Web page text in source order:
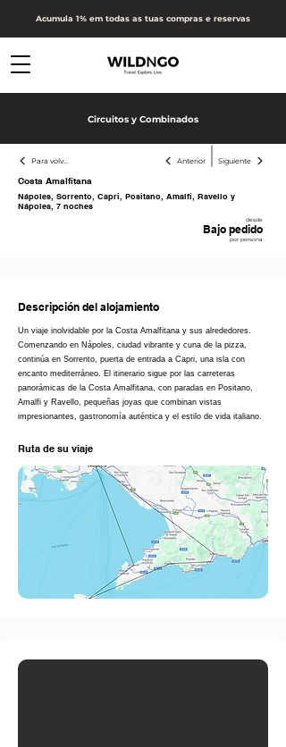
Acumula 1% em todas as tuas compras e reservas
Circuitos y Combinados
Siguiente
Anterior
Costa Amalfitana
Nápoles, Sorrento, Capri, Positano, Amalfi, Ravello y
Nápoles, 7 noches
desde
Bajo pedido
por persona
Descripción del alojamiento
Un viaje inolvidable por la Costa Amalfitana y sus alrededores.
Comenzando en Nápoles, ciudad vibrante y cuna de la pizza,
continúa en Sorrento, puerta de entrada a Capri, una isla con
encanto mediterráneo. El itinerario sigue por las carreteras
panorámicas de la Costa Amalfitana, con paradas en Positano,
Amalfi y Ravello, pequeñas joyas que combinan vistas
impresionantes, gastronomía auténtica y el estilo de vida italiano.
Ruta de su viaje